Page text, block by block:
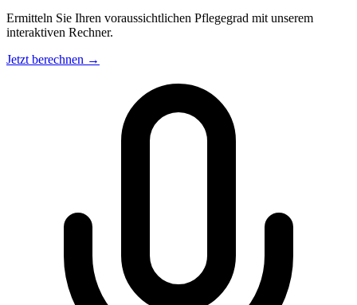
Ermitteln Sie Ihren voraussichtlichen Pflegegrad mit unserem
interaktiven Rechner.
Jetzt berechnen →